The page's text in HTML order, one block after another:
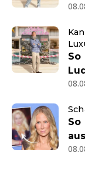
So
So
aus